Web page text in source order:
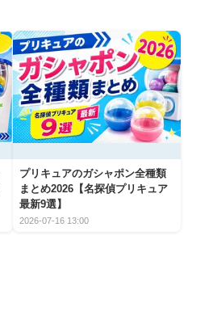
プリキュアのガシャポン全種類
まとめ2026【名探偵プリキュア
最新9選】
2026-07-16 13:00